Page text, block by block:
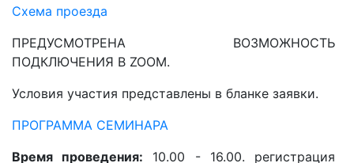
Схема проезда
ПРЕДУСМОТРЕНА ВОЗМОЖНОСТЬ
ПОДКЛЮЧЕНИЯ В ZOOM.
Условия участия представлены в бланке заявки.
ПРОГРАММА СЕМИНАРА
Время проведения: 10.00 - 16.00. регистрация